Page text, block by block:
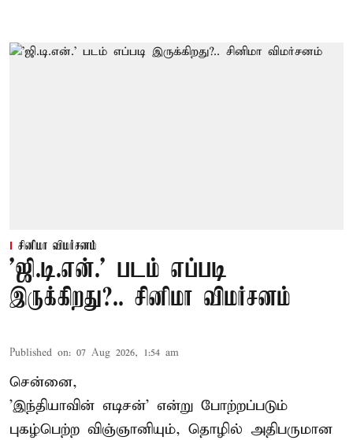
சினிமா விமர்சனம்
'ஜி.டி.என்.' படம் எப்படி
இருக்கிறது?.. சினிமா விமர்சனம்
Published on: 07 Aug 2026, 1:54 am
சென்னை,
'இந்தியாவின் எடிசன்' என்று போற்றப்படும்
புகழ்பெற்ற விஞ்ஞானியும், தொழில் அதிபருமான